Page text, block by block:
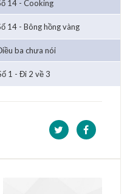
14 - Cooking
14 - Bông hồng vàng
ba chưa nói
1 - Đi 2 về 3